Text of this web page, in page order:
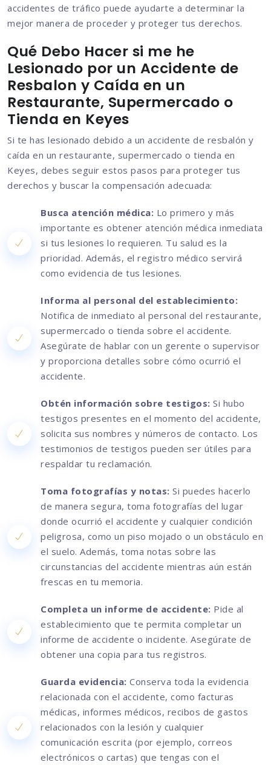
accidentes de tráfico puede ayudarte a determinar la
mejor manera de proceder y proteger tus derechos.
Qué Debo Hacer si me he
Lesionado por un Accidente de
Resbalon y Caída en un
Restaurante, Supermercado o
Tienda en Keyes
Si te has lesionado debido a un accidente de resbalón y
caída en un restaurante, supermercado o tienda en
Keyes, debes seguir estos pasos para proteger tus
derechos y buscar la compensación adecuada:
Busca atención médica: Lo primero y más
importante es obtener atención médica inmediata
si tus lesiones lo requieren. Tu salud es la
prioridad. Además, el registro médico servirá
como evidencia de tus lesiones.
Informa al personal del establecimiento:
Notifica de inmediato al personal del restaurante,
supermercado o tienda sobre el accidente.
Asegúrate de hablar con un gerente o supervisor
y proporciona detalles sobre cómo ocurrió el
accidente.
Obtén información sobre testigos: Si hubo
testigos presentes en el momento del accidente,
solicita sus nombres y números de contacto. Los
testimonios de testigos pueden ser útiles para
respaldar tu reclamación.
Toma fotografías y notas: Si puedes hacerlo
de manera segura, toma fotografías del lugar
donde ocurrió el accidente y cualquier condición
peligrosa, como un piso mojado o un obstáculo en
el suelo. Además, toma notas sobre las
circunstancias del accidente mientras aún están
frescas en tu memoria.
Completa un informe de accidente: Pide al
establecimiento que te permita completar un
informe de accidente o incidente. Asegúrate de
obtener una copia para tus registros.
Guarda evidencia: Conserva toda la evidencia
relacionada con el accidente, como facturas
médicas, informes médicos, recibos de gastos
relacionados con la lesión y cualquier
comunicación escrita (por ejemplo, correos
electrónicos o cartas) que tengas con el